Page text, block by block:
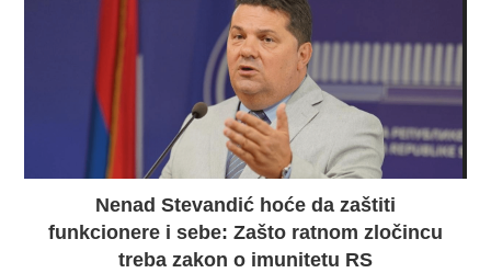
Nenad Stevandić hoće da zaštiti
funkcionere i sebe: Zašto ratnom zločincu
treba zakon o imunitetu RS